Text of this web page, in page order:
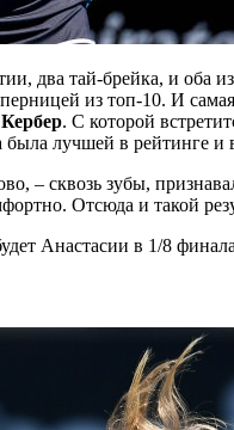
два тай-брейка, и оба
из топ-10. И
. С которой
была лучшей в рейтинге
– сквозь зубы,
Отсюда и такой
Анастасии в 1/8